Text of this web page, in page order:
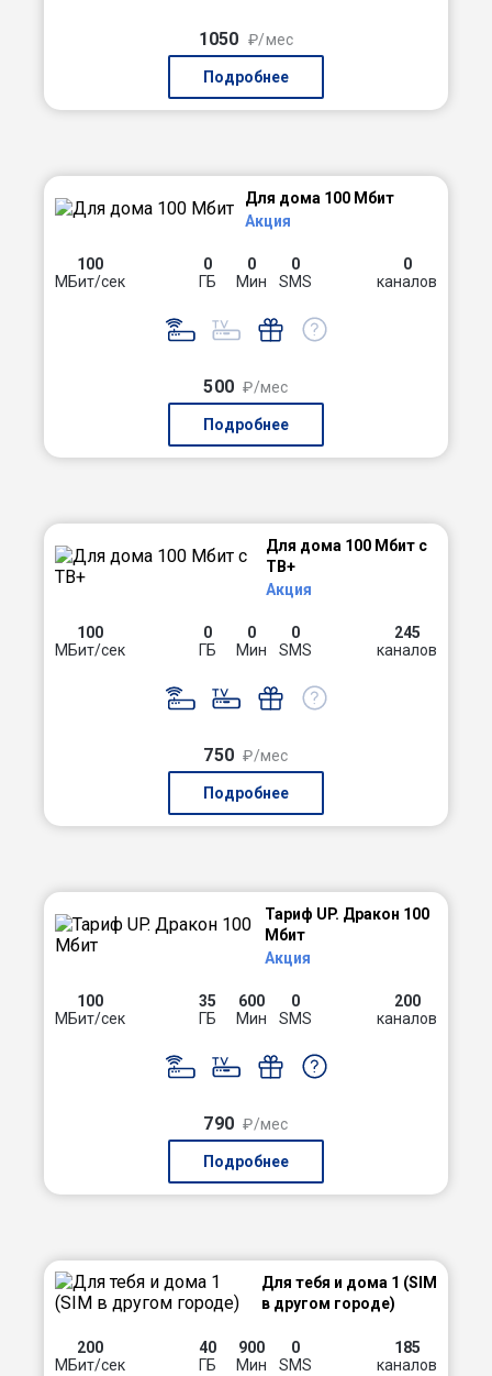
1050 ₽/мес
Подробнее
Для дома 100 Мбит
Акция
100
МБит/сек
0
ГБ
0
Мин
0
SMS
0
каналов
500 ₽/мес
Подробнее
Для дома 100 Мбит с
ТВ+
Акция
100
МБит/сек
0
ГБ
0
Мин
0
SMS
245
каналов
750 ₽/мес
Подробнее
Тариф UP. Дракон 100
Мбит
Акция
100
МБит/сек
35
ГБ
600
Мин
0
SMS
200
каналов
790 ₽/мес
Подробнее
Для тебя и дома 1 (SIM
в другом городе)
200
МБит/сек
40
ГБ
900
Мин
0
SMS
185
каналов